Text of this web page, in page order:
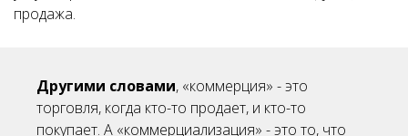
продажа.
Другими словами, «коммерция» - это
торговля, когда кто-то продает, и кто-то
покупает. А «коммерциализация» - это то, что